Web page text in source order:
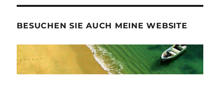
BESUCHEN SIE AUCH MEINE WEBSITE